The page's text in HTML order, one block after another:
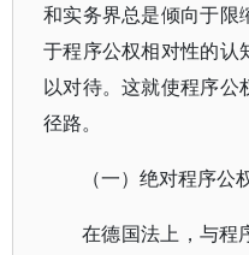
和实务界总是倾向于限
于程序公权相对性的认
以对待。这就使程序公
径路。
（一）绝对程序公
在德国法上，与程